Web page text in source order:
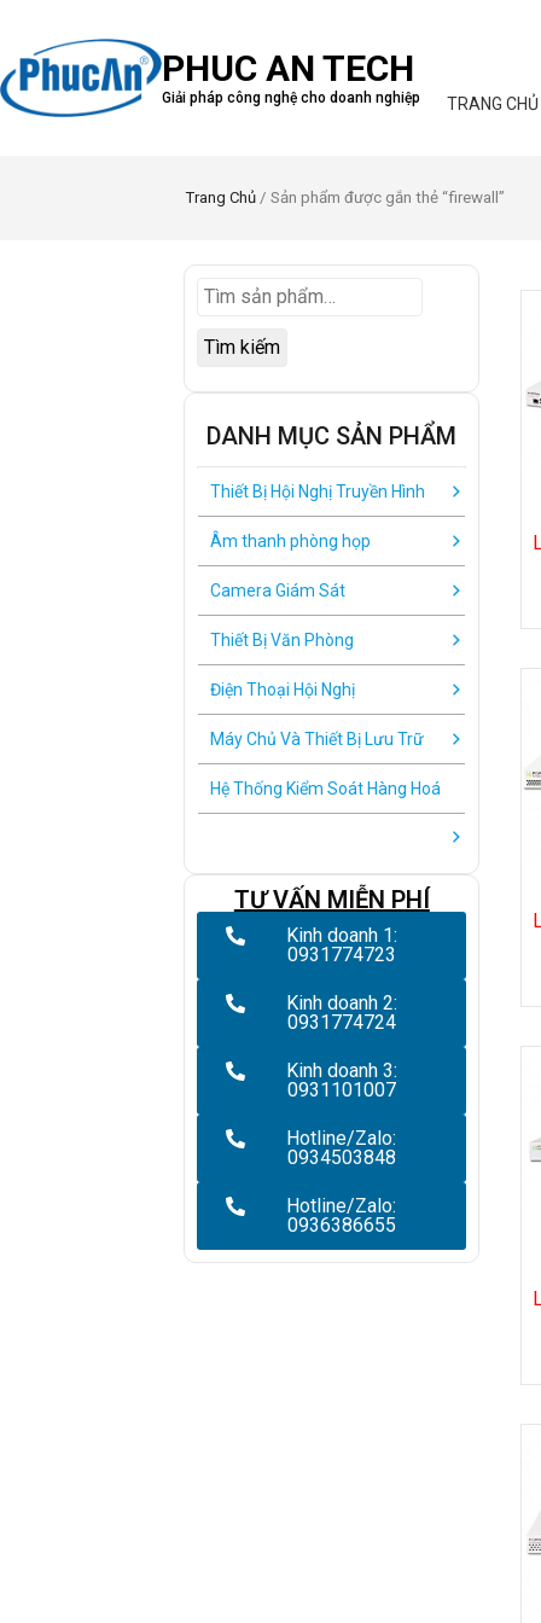
PHUC AN TECH
Giải pháp công nghệ cho doanh nghiệp TRANG CHỦ
Trang Chủ / Sản phẩm được gắn thẻ “firewall”
Tìm kiếm
DANH MỤC SẢN PHẨM
Thiết Bị Hội Nghị Truyền Hình
Âm thanh phòng họp
Camera Giám Sát
Thiết Bị Văn Phòng
Điện Thoại Hội Nghị
Máy Chủ Và Thiết Bị Lưu Trữ
Hệ Thống Kiểm Soát Hàng Hoá
TƯ VẤN MIỄN PHÍ
Kinh doanh 1:
0931774723
Kinh doanh 2:
0931774724
Kinh doanh 3:
0931101007
Hotline/Zalo:
0934503848
Hotline/Zalo:
0936386655